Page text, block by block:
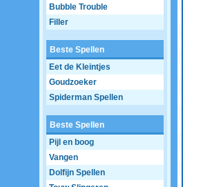
Bubble Trouble
Filler
Beste Spellen
Eet de Kleintjes
Goudzoeker
Spiderman Spellen
Beste Spellen
Pijl en boog
Vangen
Dolfijn Spellen